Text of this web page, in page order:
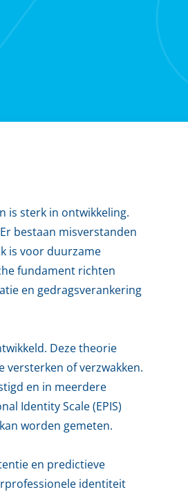
is sterk in ontwikkeling.
bestaan misverstanden
is voor duurzame
fundament richten
en gedragsverankering
Deze theorie
of verzwakken.
en in meerdere
Identity Scale (EPIS)
worden gemeten.
en predictieve
identiteit